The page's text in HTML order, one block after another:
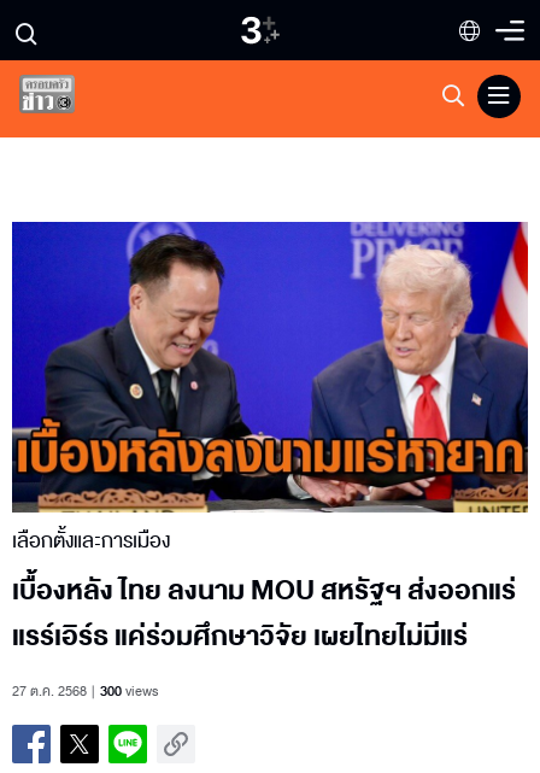
เลือกตั้งและการเมือง
เบื้องหลัง ไทย ลงนาม MOU สหรัฐฯ ส่งออกแร่
แรร์เอิร์ธ แค่ร่วมศึกษาวิจัย เผยไทยไม่มีแร่
27 ต.ค. 2568 300views